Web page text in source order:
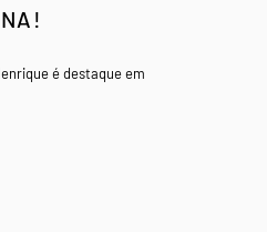
é destaque em